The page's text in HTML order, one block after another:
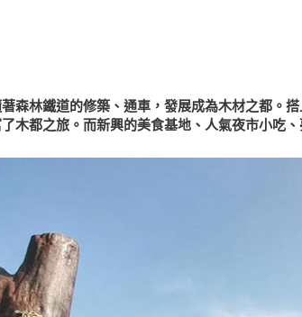
森林鐵道的修築、通車，發展成為木材之都。
木都之旅。而新興的美食基地、人氣夜市小吃